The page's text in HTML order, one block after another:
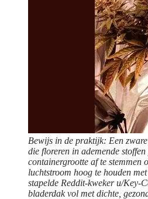
Bewijs in de praktijk: Een
die floreren in ademende
containergrootte af te stemmen
luchtstroom hoog te houden
stapelde Reddit-kweker u/Key-
bladerdak vol met dichte,